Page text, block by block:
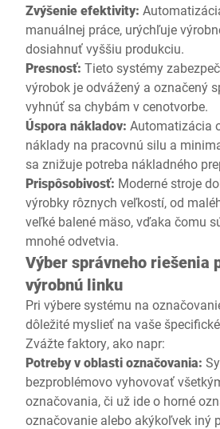
Zvýšenie efektivity:
manuálnej práce, urýchľuje
dosiahnuť vyššiu produkciu.
Presnosť: Tieto systémy
výrobok je odvážený a označený
vyhnúť sa chybám v cenotvorbe.
Úspora nákladov: Automatizácia
náklady na pracovnú silu a
sa znižuje potreba nákladného
Prispôsobivosť: Moderné stroje
výrobky rôznych veľkostí, od
veľké balené mäso, vďaka čomu
mnohé odvetvia.
Výber správneho riešenia
výrobnú linku
Pri výbere systému na
dôležité myslieť na vaše
Zvážte faktory, ako napr:
Potreby v oblasti označovania:
bezproblémovo vyhovovať
označovania, či už ide o horné
označovanie alebo akýkoľvek iný